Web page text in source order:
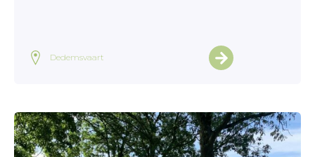
Dedemsvaart